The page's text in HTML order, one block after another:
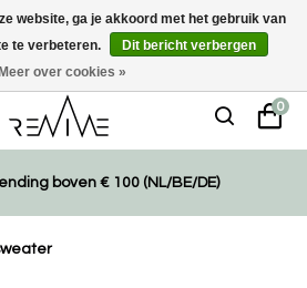
ethisch gemaakte producten
0
boven € 100 (NL/BE/DE)
website, ga je akkoord met het gebruik van
te verbeteren.
Dit bericht verbergen
Meer over cookies »